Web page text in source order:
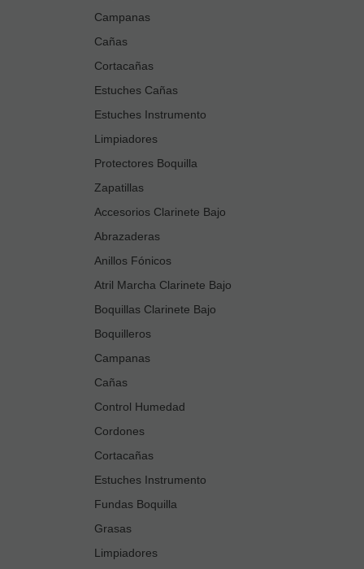
Campanas
Cañas
Cortacañas
Estuches Cañas
Estuches Instrumento
Limpiadores
Protectores Boquilla
Zapatillas
Accesorios Clarinete Bajo
Abrazaderas
Anillos Fónicos
Atril Marcha Clarinete Bajo
Boquillas Clarinete Bajo
Boquilleros
Campanas
Cañas
Control Humedad
Cordones
Cortacañas
Estuches Instrumento
Fundas Boquilla
Grasas
Limpiadores